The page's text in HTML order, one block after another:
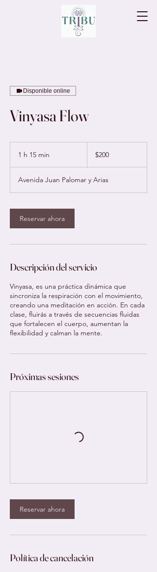
Disponible online
Vinyasa Flow
1 h 15 min
5
i
n
mexicanos
$200
Avenida Juan Palomar y Arias
Reservar ahora
Descripción del servicio
Vinyasa, es una práctica dinámica que
sincroniza la respiración con el movimiento,
creando una meditación en acción. En cada
clase, fluirás a través de secuencias fluidas
que fortalecen el cuerpo, aumentan la
flexibilidad y calman la mente.
Próximas sesiones
Reservar ahora
Política de cancelación